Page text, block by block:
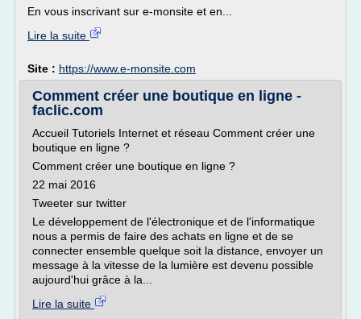
En vous inscrivant sur e-monsite et en...
Lire la suite
Site : https://www.e-monsite.com
Comment créer une boutique en ligne -
faclic.com
Accueil Tutoriels Internet et réseau Comment créer une
boutique en ligne ?
Comment créer une boutique en ligne ?
22 mai 2016
Tweeter sur twitter
Le développement de l'électronique et de l'informatique
nous a permis de faire des achats en ligne et de se
connecter ensemble quelque soit la distance, envoyer un
message à la vitesse de la lumière est devenu possible
aujourd'hui grâce à la...
Lire la suite